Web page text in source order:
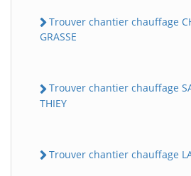
Trouver chantier chauffage
GRASSE
Trouver chantier chauffage
THIEY
Trouver chantier chauffage